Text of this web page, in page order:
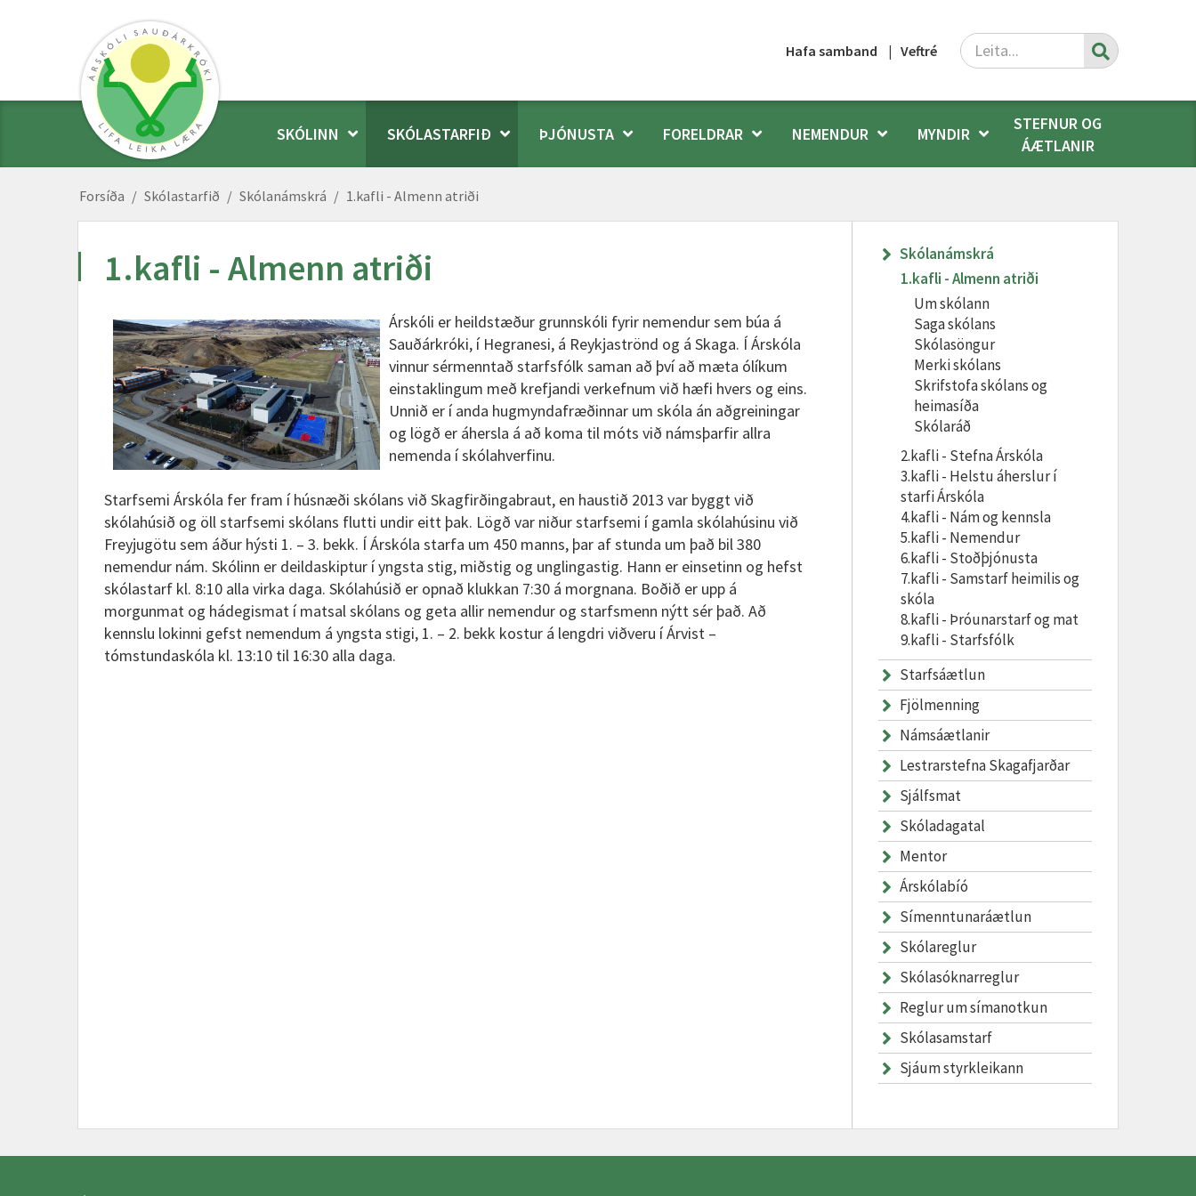
SKÓLINN SKÓLASTARFIÐ ÞJÓNUSTA FORELDRAR NEMENDUR MYNDIR
STEFNUR OG
ÁÆTLANIR
Hafa samband Veftré Leita
Forsíða / Skólastarfið / Skólanámskrá / 1.kafli - Almenn atriði
1.kafli - Almenn atriði
Árskóli er heildstæður grunnskóli fyrir nemendur sem búa á
Sauðárkróki, í Hegranesi, á Reykjaströnd og á Skaga. Í Árskóla
vinnur sérmenntað starfsfólk saman að því að mæta ólíkum
einstaklingum með krefjandi verkefnum við hæfi hvers og eins.
Unnið er í anda hugmyndafræðinnar um skóla án aðgreiningar
og lögð er áhersla á að koma til móts við námsþarfir allra
nemenda í skólahverfinu.
Starfsemi Árskóla fer fram í húsnæði skólans við Skagfirðingabraut, en haustið 2013 var byggt við
skólahúsið og öll starfsemi skólans flutti undir eitt þak. Lögð var niður starfsemi í gamla skólahúsinu við
Freyjugötu sem áður hýsti 1. – 3. bekk. Í Árskóla starfa um 450 manns, þar af stunda um það bil 380
nemendur nám. Skólinn er deildaskiptur í yngsta stig, miðstig og unglingastig. Hann er einsetinn og hefst
skólastarf kl. 8:10 alla virka daga. Skólahúsið er opnað klukkan 7:30 á morgnana. Boðið er upp á
morgunmat og hádegismat í matsal skólans og geta allir nemendur og starfsmenn nýtt sér það. Að
kennslu lokinni gefst nemendum á yngsta stigi, 1. – 2. bekk kostur á lengdri viðveru í Árvist –
tómstundaskóla kl. 13:10 til 16:30 alla daga.
Skólanámskrá
1.kafli - Almenn atriði
Um skólann
Saga skólans
Skólasöngur
Merki skólans
Skrifstofa skólans og
heimasíða
Skólaráð
2.kafli - Stefna Árskóla
3.kafli - Helstu áherslur í
starfi Árskóla
4.kafli - Nám og kennsla
5.kafli - Nemendur
6.kafli - Stoðþjónusta
7.kafli - Samstarf heimilis og
skóla
8.kafli - Þróunarstarf og mat
9.kafli - Starfsfólk
Starfsáætlun
Fjölmenning
Námsáætlanir
Lestrarstefna Skagafjarðar
Sjálfsmat
Skóladagatal
Mentor
Árskólabíó
Símenntunaráætlun
Skólareglur
Skólasóknarreglur
Reglur um símanotkun
Skólasamstarf
Sjáum styrkleikann